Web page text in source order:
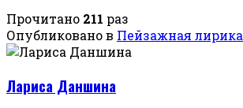
Прочитано 211 раз
Опубликовано в Пейзажная лирика
Лариса Даншина